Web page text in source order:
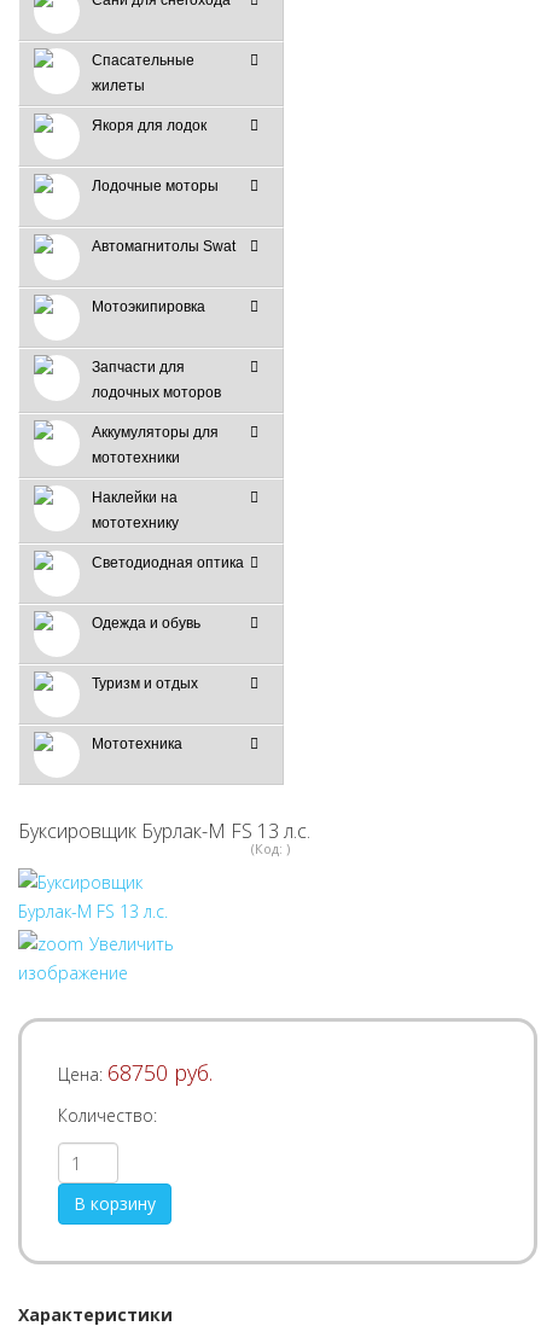
Спасательные
жилеты
Якоря для лодок
Лодочные моторы
Автомагнитолы Swat
Мотоэкипировка
Запчасти для
лодочных моторов
Аккумуляторы для
мототехники
Наклейки на
мототехнику
Светодиодная оптика
Одежда и обувь
Туризм и отдых
Мототехника
Буксировщик Бурлак-М FS 13 л.с.
(Код: )
Увеличить
изображение
Цена: 68750 руб.
Количество:
Характеристики